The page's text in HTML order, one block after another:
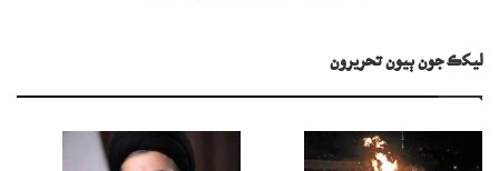
ليکڪ جون ٻيون تحريرون